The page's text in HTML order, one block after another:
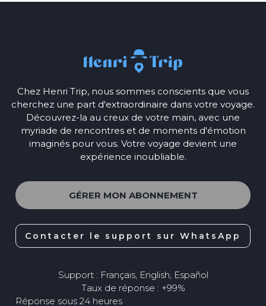
Chez Henri Trip, nous sommes conscients que vous
cherchez une part d'extraordinaire dans votre voyage.
Découvrez-la au creux de votre main, avec une
myriade de rencontres et de moments d'émotion
imaginés pour vous. Votre voyage devient une
expérience inoubliable.
GÉRER MON ABONNEMENT
Contacter le support sur WhatsApp
Support : Français, English, Español
Taux de réponse : +99%
Réponse sous 24 heures